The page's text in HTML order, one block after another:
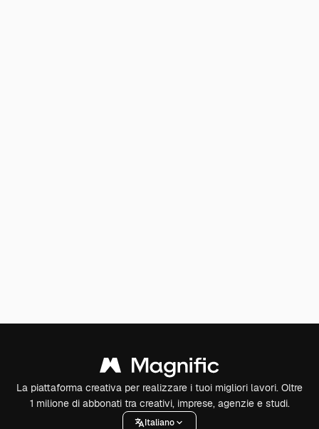
La piattaforma creativa per realizzare i tuoi migliori lavori. Oltre
1 milione di abbonati tra creativi, imprese, agenzie e studi.
Italiano